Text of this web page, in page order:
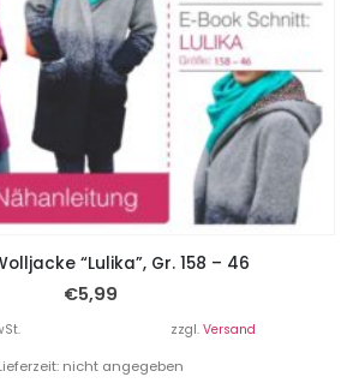
“Lulika”, Gr. 158 – 46
€5,99
zzgl. Versand
nicht angegeben